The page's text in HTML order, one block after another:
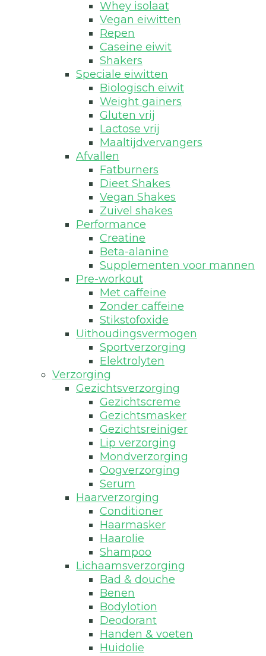
Whey isolaat
Vegan eiwitten
Repen
Caseine eiwit
Shakers
Speciale eiwitten
Biologisch eiwit
Weight gainers
Gluten vrij
Lactose vrij
Maaltijdvervangers
Afvallen
Fatburners
Dieet Shakes
Vegan Shakes
Zuivel shakes
Performance
Creatine
Beta-alanine
Supplementen voor mannen
Pre-workout
Met caffeine
Zonder caffeine
Stikstofoxide
Uithoudingsvermogen
Sportverzorging
Elektrolyten
Verzorging
Gezichtsverzorging
Gezichtscreme
Gezichtsmasker
Gezichtsreiniger
Lip verzorging
Mondverzorging
Oogverzorging
Serum
Haarverzorging
Conditioner
Haarmasker
Haarolie
Shampoo
Lichaamsverzorging
Bad & douche
Benen
Bodylotion
Deodorant
Handen & voeten
Huidolie